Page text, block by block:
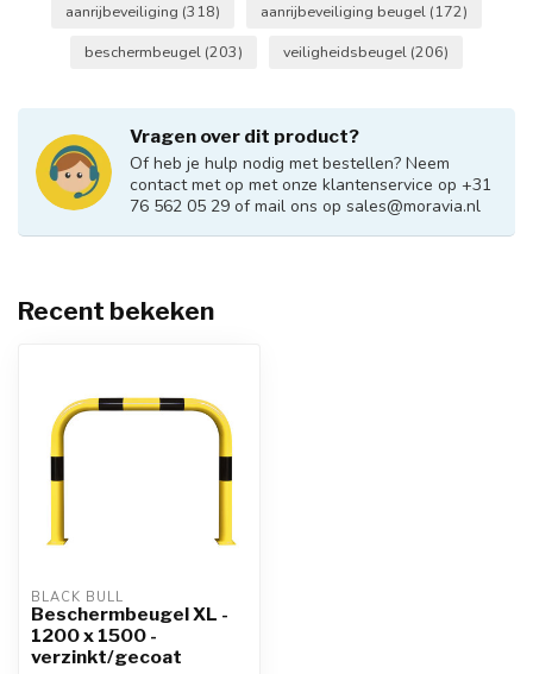
aanrijbeveiliging (318) aanrijbeveiliging beugel (172)
beschermbeugel (203) veiligheidsbeugel (206)
Vragen over dit product?
Of heb je hulp nodig met bestellen? Neem
contact met op met onze klantenservice op +31
76 562 05 29 of mail ons op sales@moravia.nl
Recent bekeken
BLACK BULL
Beschermbeugel XL -
1200 x 1500 -
verzinkt/gecoat